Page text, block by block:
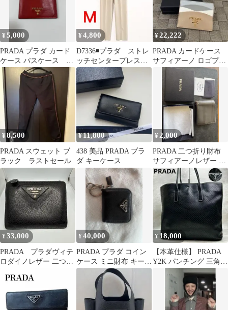
¥5,000
PRADA プラダ カード
ケース パスケース レ
ッド
¥4,800
D7336◾️プラダ ストレ
ッチセンタープレス
スラックス
¥22,222
PRADA カードケース
サフィアーノ ロゴプレ
ート マルチカラー
¥8,500
PRADA スウェット ブ
ラック ラストセール
¥ 11,800
438 美品 PRADA プラ
ダ キーケース
¥2,000
PRADA 二つ折り財布
サフィアーノレザー グ
レー
¥33,000
PRADA プラダヴィテ
ロダイノレザー 二つ折
ーウオレット
¥40,000
PRADA プラダ コイン
ケース ミニ財布 キーリ
ング付き ブラック
¥ 18,000
【本革仕様】 PRADA
Y2K パンチング 三角ロ
ゴ トートバッグ ブラッ